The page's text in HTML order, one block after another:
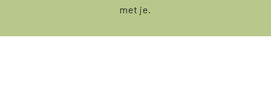
met je.